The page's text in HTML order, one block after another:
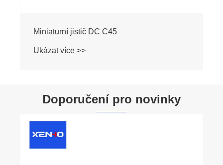
Doporučení pro novinky